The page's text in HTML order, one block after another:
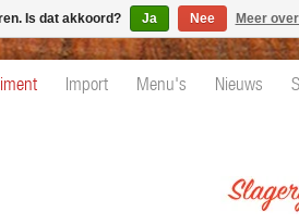
Import Menu's Nieuws
Is dat akkoord? Ja Nee Meer